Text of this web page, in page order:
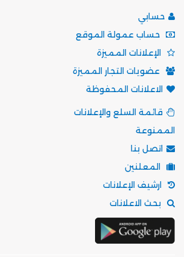
حسابي
حساب عمولة الموقع
الإعلانات المميزة
عضويات التجار المميزة
الاعلانات المحفوظة
قائمة السلع والإعلانات
الممنوعة
اتصل بنا
المعلنين
ارشيف الإعلانات
بحث الاعلانات